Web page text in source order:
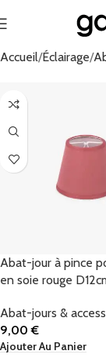
Accueil Éclairage
Abat-jour à pince
en soie rouge
Abat-jours &
9,00€
Ajouter Au Panier